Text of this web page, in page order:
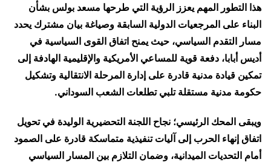
هذا التطور المهم يعزز الرؤية التي طرحها مسعد بولس بشأن
البناء على المرجعيات الدولية السابقة وصياغة بيان مشترك يحدد
مسار التقدم السياسي، حيث يمنح اتفاق القوى السياسية في
أديس أبابا، دفعة قوية للمساعي الأمريكية والإقليمية الهادفة إلى
تمكين قيادة مدنية قادرة على إدارة المرحلة الانتقالية وتشكيل
حكومة مدنية مستقلة تلبي تطلعات الشعب السوداني.
ويبقى المحك الرئيسي؛ نجاح اللجنة التحضيرية الوليدة في تحويل
اتفاق إنهاء الحرب إلى آليات تنفيذية متماسكة قادرة على الصمود
أمام التحديات الميدانية، وضمان التلازم بين المسار السياسي